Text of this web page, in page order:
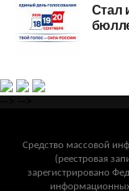
Стал
Средство массовой
(реестровая
зарегистрировано